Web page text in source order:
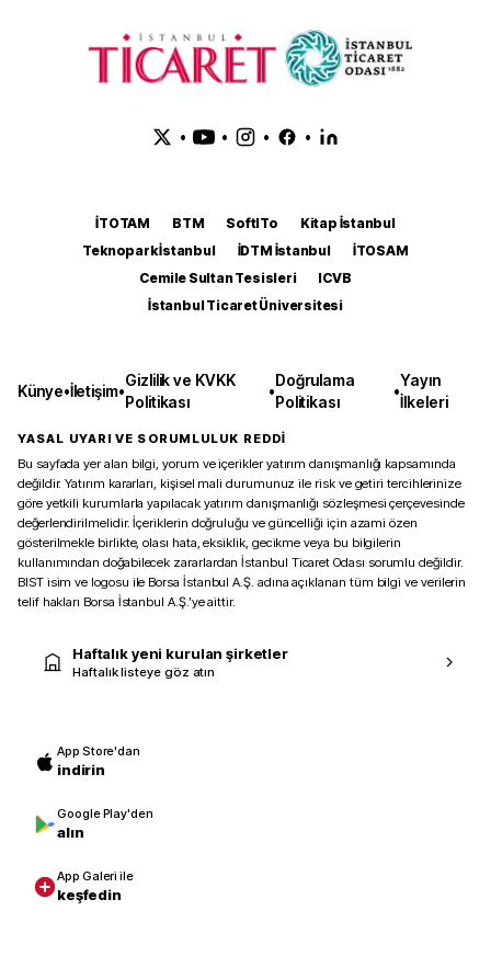
• • • •
İTOTAM BTM SoftITo
Kitap İstanbul
Teknopark İstanbul
İDTM İstanbul
İTOSAM
Cemile Sultan Tesisleri
ICVB
İstanbul Ticaret Üniversitesi
Künye•İletişim•
Gizlilik ve KVKK
Politikası
•
Doğrulama
Politikası
•
Yayın
İlkeleri
YASAL UYARI VE SORUMLULUK REDDİ
Bu sayfada yer alan bilgi, yorum ve içerikler yatırım danışmanlığı kapsamında
değildir. Yatırım kararları, kişisel mali durumunuz ile risk ve getiri tercihlerinize
göre yetkili kurumlarla yapılacak yatırım danışmanlığı sözleşmesi çerçevesinde
değerlendirilmelidir. İçeriklerin doğruluğu ve güncelliği için azami özen
gösterilmekle birlikte, olası hata, eksiklik, gecikme veya bu bilgilerin
kullanımından doğabilecek zararlardan İstanbul Ticaret Odası sorumlu değildir.
BIST isim ve logosu ile Borsa İstanbul A.Ş. adına açıklanan tüm bilgi ve verilerin
telif hakları Borsa İstanbul A.Ş.’ye aittir.
Haftalık yeni kurulan şirketler
Haftalık listeye göz atın
App Store'dan
indirin
Google Play'den
alın
App Galeri ile
keşfedin